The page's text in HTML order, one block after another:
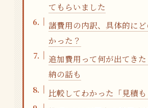
てもらいました
諸費用の内訳、具体的に
かった？
追加費用って何が出てき
納の話も
比較してわかった「見積も